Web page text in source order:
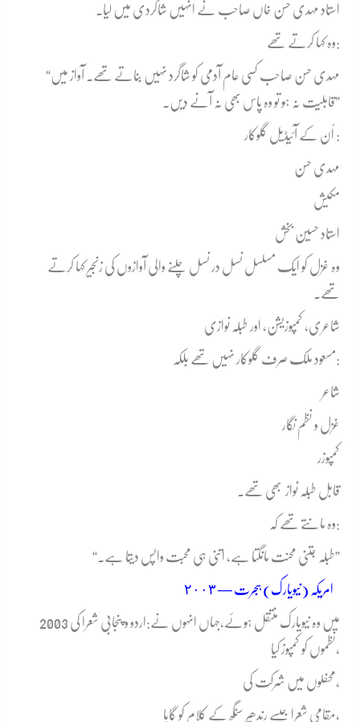
استاد مہدی حسن خاں صاحب نے انہیں شاگردی میں لیا۔
وہ کہا کرتے تھے:
“مہدی حسن صاحب کسی عام آدمی کو شاگرد نہیں بناتے تھے۔ آواز میں
قابلیت نہ ہو تو وہ پاس بھی نہ آنے دیں۔”
اُن کے آئیڈیل گلوکار :
مہدی حسن
مکیش
استاد حسین بخش
وہ غزل کو ایک مسلسل نسل در نسل چلنے والی آوازوں کی زنجیر کہا کرتے
تھے۔
شاعری، کمپوزیشن، اور طبلہ نوازی
مسعود ملک صرف گلوکار نہیں تھے بلکہ:
شاعر
غزل و نظم نگار
کمپوزر
قابل طبلہ نواز بھی تھے۔
وہ مانتے تھے کہ:
“طبلہ جتنی محنت مانگتا ہے، اتنی ہی محبت واپس دیتا ہے۔”
امریکہ (نیویارک) ہجرت — ٢٠٠٣
2003 میں وہ نیویارک منتقل ہوئے،جہاں انہوں نے:اردو و پنجابی شعرا کی
نظموں کو کمپوز کیا،
محفلوں میں شرکت کی،
مقامی شعرا جیسے رندھیر سنگھ کے کلام کو گایا،